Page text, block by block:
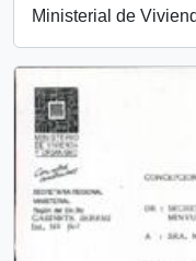
Ministerial de